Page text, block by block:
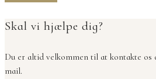
Skal vi hjælpe dig?
Du er altid velkommen til at kontakte os
mail.